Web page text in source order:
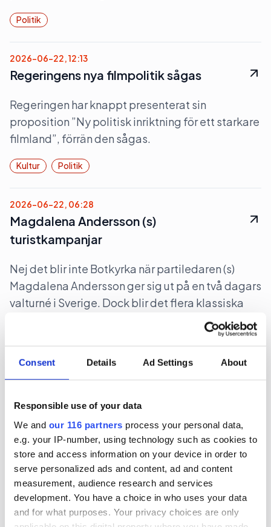
Consent Details Ad Settings About
Responsible use of your data
We and our 116 partners process your personal data,
e.g. your IP-number, using technology such as cookies to
store and access information on your device in order to
serve personalized ads and content, ad and content
measurement, audience research and services
development. You have a choice in who uses your data
and for what purposes. Your privacy choices are only
Politik
2026-06-22, 12:13
Regeringens nya filmpolitik sågas
Regeringen har knappt presenterat sin
proposition ”Ny politisk inriktning för ett starkare
filmland”, förrän den sågas.
Kultur Politik
2026-06-22, 06:28
Magdalena Andersson (s)
turistkampanjar
Nej det blir inte Botkyrka när partiledaren (s)
Magdalena Andersson ger sig ut på en två dagars
valturné i Sverige. Dock blir det flera klassiska
Politik Val 2026
Gruvbolag och branschorganisation
halvjublar över skrotat uran-veto
Gruvindustrins branschorganisation pratar om
”ett steg framåt och två bakåt” när det gäller
riksdagens beslut att likställa
tillståndsprövningen av brytning av uran med
andra metaller. Gruvföretaget District Metals